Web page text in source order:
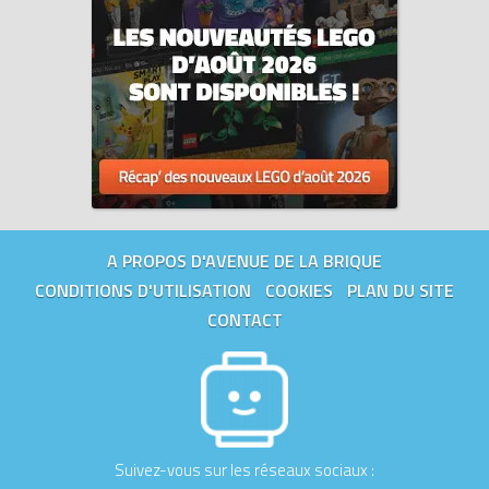
Tous les prix duLEGO Minifigures 71034-03 Série 23 - Le
bonhomme de neige (Series 23 - Snowman)sur Avenue de la
brique, comparateur de prix 100% LEGO.
A PROPOS D'AVENUE DE LA BRIQUE
CONDITIONS D'UTILISATION
COOKIES
PLAN DU SITE
CONTACT
Suivez-vous sur les réseaux sociaux :